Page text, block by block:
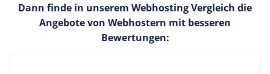
Dann finde in unserem Webhosting Vergleich die
Angebote von Webhostern mit besseren
Bewertungen: